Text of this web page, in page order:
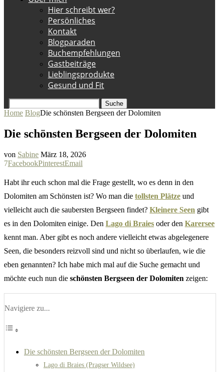
Hier schreibt wer?
Persönliches
Kontakt
Blogparaden
Buchempfehlungen
Gastbeiträge
Lieblingsprodukte
Gesund und Fit
Suche
Home BlogDie schönsten Bergseen der Dolomiten
Die schönsten Bergseen der Dolomiten
von Sabine März 18, 2026
7FacebookPinterestEmail
Habt ihr euch schon mal die Frage gestellt, wo es denn in den
Dolomiten am Schönsten ist? Wo man die tollsten Plätze und
vielleicht auch die saubersten Bergseen findet? Kleinere Seen gibt
es in den Dolomiten einige. Den Lago di Braies oder den Karersee
kennt man. Aber gibt es noch andere vielleicht etwas abgelegenere
Seen, die besonders reizvoll sind und nicht so überlaufen, wie die
eben genannten? Ich habe mich mal auf die Suche gemacht und
möchte euch nun die schönsten Bergseen der Dolomiten zeigen:
Navigiere zu...
Die schönsten Bergseen der Dolomiten
Lago di Braies (Pragser Wildsee)